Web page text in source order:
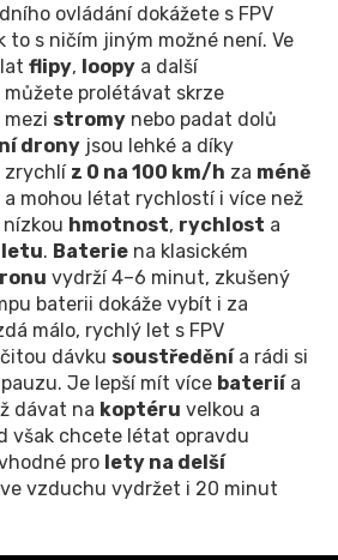
ovládání dokážete s FPV
to s ničím jiným možné není. Ve
flipy, loopy a další
můžete prolétávat skrze
mezi stromy nebo padat dolů
drony jsou lehké a díky
zrychlí z 0 na 100 km/h za méně
a mohou létat rychlostí i více než
hmotnost, rychlost a
letu. Baterie na klasickém
vydrží 4–6 minut, zkušený
baterii dokáže vybít i za
málo, rychlý let s FPV
dávku soustředěnía rádi si
Je lepší mít více bateriía
dávat na koptéru velkou a
však chcete létat opravdu
pro lety na delší
vzduchu vydržet i 20 minut